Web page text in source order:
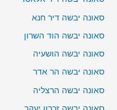
סאונה יבשה דיר חנא
סאונה יבשה הוד השרון
סאונה יבשה הושעיה
סאונה יבשה הר אדר
סאונה יבשה הרצליה